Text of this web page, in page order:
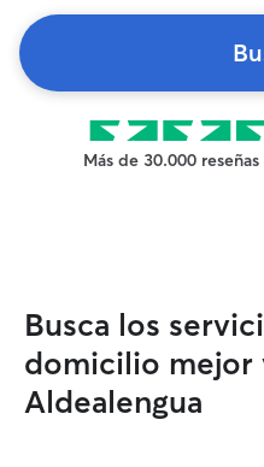
Más de 30.000 reseñas
Busca los
domicilio mejor
Aldealengua